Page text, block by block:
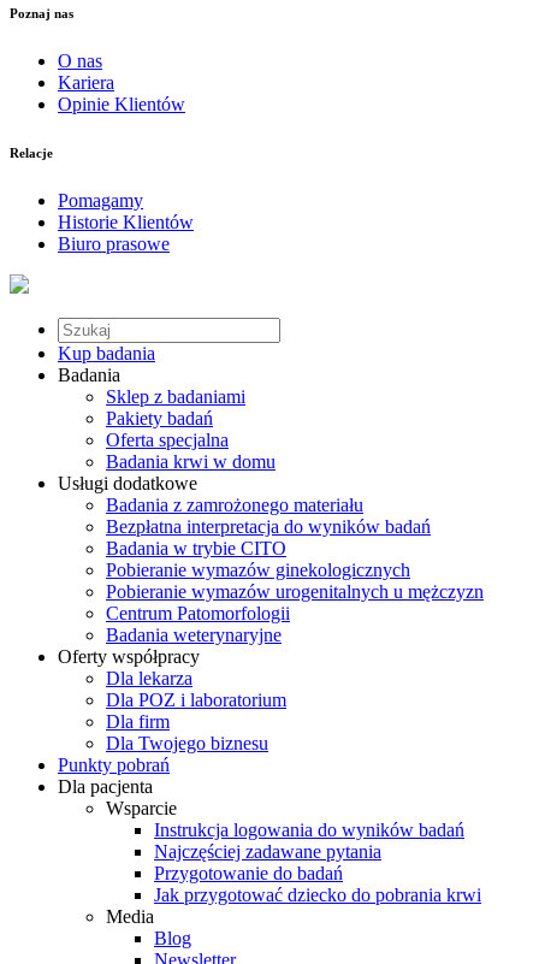
Poznaj nas
O nas
Kariera
Opinie Klientów
Relacje
Pomagamy
Historie Klientów
Biuro prasowe
Kup badania
Badania
Sklep z badaniami
Pakiety badań
Oferta specjalna
Badania krwi w domu
Usługi dodatkowe
Badania z zamrożonego materiału
Bezpłatna interpretacja do wyników badań
Badania w trybie CITO
Pobieranie wymazów ginekologicznych
Pobieranie wymazów urogenitalnych u mężczyzn
Centrum Patomorfologii
Badania weterynaryjne
Oferty współpracy
Dla lekarza
Dla POZ i laboratorium
Dla firm
Dla Twojego biznesu
Punkty pobrań
Dla pacjenta
Wsparcie
Instrukcja logowania do wyników badań
Najczęściej zadawane pytania
Przygotowanie do badań
Jak przygotować dziecko do pobrania krwi
Media
Blog
Newsletter